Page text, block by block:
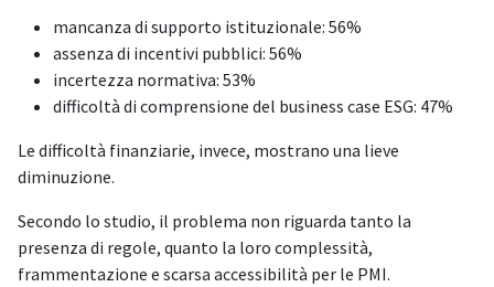
mancanza di supporto istituzionale: 56%
assenza di incentivi pubblici: 56%
incertezza normativa: 53%
difficoltà di comprensione del business case ESG: 47%
Le difficoltà finanziarie, invece, mostrano una lieve
diminuzione.
Secondo lo studio, il problema non riguarda tanto la
presenza di regole, quanto la loro complessità,
frammentazione e scarsa accessibilità per le PMI.